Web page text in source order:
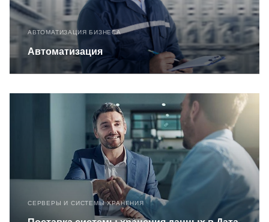
АВТОМАТИЗАЦИЯ БИЗНЕСА
Автоматизация
СЕРВЕРЫ И СИСТЕМЫ ХРАНЕНИЯ